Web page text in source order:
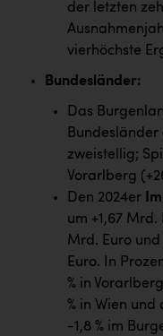
RUBBLE MASTER
Ruderclub Wels
SCRI - Salzburg
SCHMACHTL GmbH
Schwingshandl -
Seher + Partner
Smurfit Westrock
TGW Logistics
TRAILOMAT & Cycling
der letzten
vierhöchste
Bundesländer:
Das
Bundesländer
zweistellig;
Vorarlberg
Den 2024er
um +1,67
Mrd. Euro
Euro. In
% in
% in Wien und
-1,8 % im